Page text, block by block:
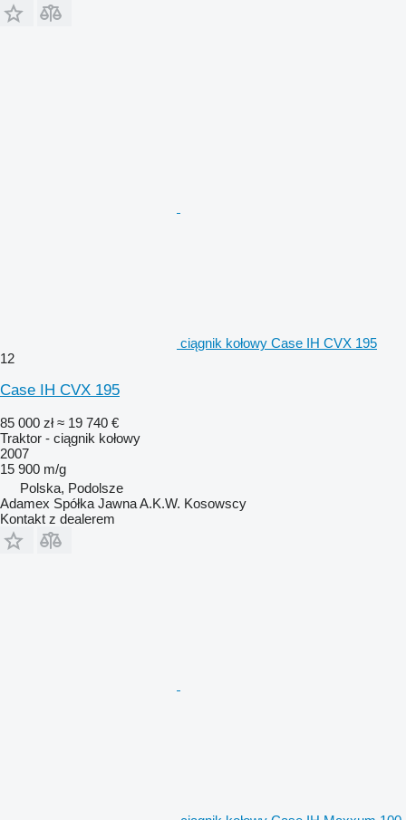
ciągnik kołowy Case IH CVX 195
12
Case IH CVX 195
85 000 zł ≈ 19 740 €
Traktor - ciągnik kołowy
2007
15 900 m/g
Polska, Podolsze
Adamex Spółka Jawna A.K.W. Kosowscy
Kontakt z dealerem